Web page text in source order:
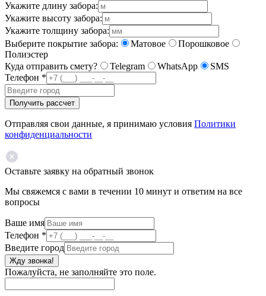
Укажите длину забора:
Укажите высоту забора:
Укажите толщину забора:
Выберите покрытие забора:
Матовое
Порошковое
Полиэстер
Куда отправить смету?
Telegram WhatsApp
SMS
Телефон *
Получить рассчет
Отправляя свои данные, я принимаю условия Политики
конфиденциальности
Оставьте заявку на обратный звонок
Мы свяжемся с вами в течении 10 минут и ответим на все
вопросы
Ваше имя
Телефон *
Введите город
Жду звонка!
Пожалуйста, не заполняйте это поле.